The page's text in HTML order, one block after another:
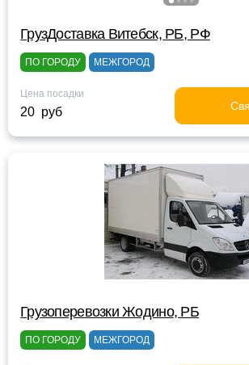
ГрузДоставка Витебск, РБ, РФ
ПО ГОРОДУ МЕЖГОРОД
Цена посадки
20 руб
Грузоперевозки Жодино, РБ
ПО ГОРОДУ МЕЖГОРОД